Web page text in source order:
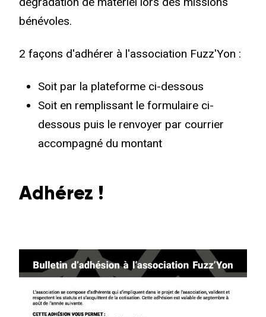
bénévoles.
2 façons d'adhérer à l'association Fuzz'Yon :
Soit par la plateforme ci-dessous
Soit en remplissant le formulaire ci-
dessous puis le renvoyer par courrier
accompagné du montant
Adhérez !